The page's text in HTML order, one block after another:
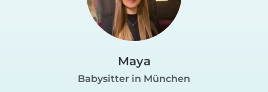
Maya
Babysitter in München